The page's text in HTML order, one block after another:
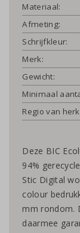
Materiaal:
Afmeting:
Schrijfkleur:
Merk:
Gewicht:
Minimaal
Regio van
Deze BIC
94%
Stic Digital
colour
mm rondom.
daarmee